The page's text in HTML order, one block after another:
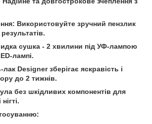
Використовуйте зручний пензлик
сушка - 2 хвилини під УФ-лампою
лампі.
лак Designer зберігає яскравість і
до 2 тижнів.
без шкідливих компонентів для